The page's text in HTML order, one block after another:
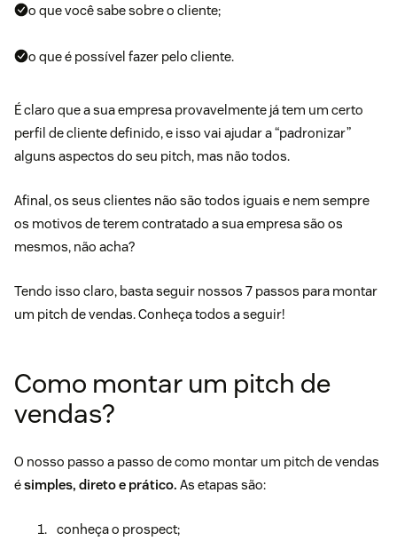
o que você sabe sobre o cliente;
o que é possível fazer pelo cliente.
É claro que a sua empresa provavelmente já tem um certo
perfil de cliente definido, e isso vai ajudar a “padronizar”
alguns aspectos do seu pitch, mas não todos.
Afinal, os seus clientes não são todos iguais e nem sempre
os motivos de terem contratado a sua empresa são os
mesmos, não acha?
Tendo isso claro, basta seguir nossos 7 passos para montar
um pitch de vendas. Conheça todos a seguir!
Como montar um pitch de
vendas?
O nosso passo a passo de como montar um pitch de vendas
ésimples, direto e prático. As etapas são:
conheça o prospect;